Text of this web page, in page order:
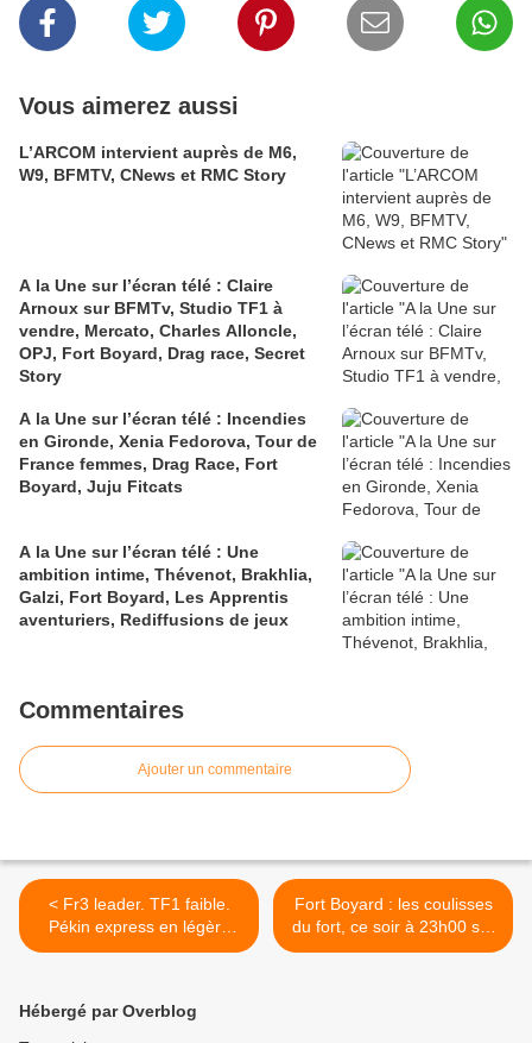
Vous aimerez aussi
L’ARCOM intervient auprès de M6,
W9, BFMTV, CNews et RMC Story
A la Une sur l’écran télé : Claire
Arnoux sur BFMTv, Studio TF1 à
vendre, Mercato, Charles Alloncle,
OPJ, Fort Boyard, Drag race, Secret
Story
A la Une sur l’écran télé : Incendies
en Gironde, Xenia Fedorova, Tour de
France femmes, Drag Race, Fort
Boyard, Juju Fitcats
A la Une sur l’écran télé : Une
ambition intime, Thévenot, Brakhlia,
Galzi, Fort Boyard, Les Apprentis
aventuriers, Rediffusions de jeux
Commentaires
Ajouter un commentaire
< Fr3 leader. TF1 faible.
Pékin express en légère
hausse. Secrets d'histoire
Fort Boyard : les coulisses
du fort, ce soir à 23h00 sur
France 2 >
Hébergé par Overblog